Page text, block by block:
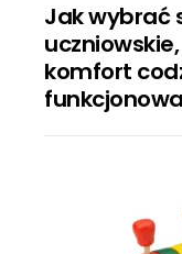
Jak wybrać
komfort